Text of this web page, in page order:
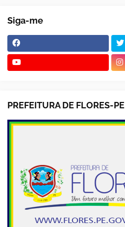
Siga-me
PREFEITURA DE FLORES-PE